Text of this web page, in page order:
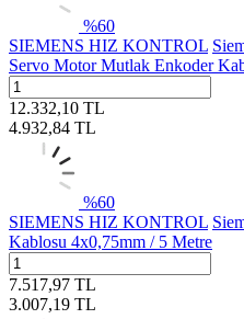
%60
SIEMENS HIZ KONTROL
Servo Motor Mutlak Enkoder
12.332,10 TL
4.932,84 TL
%60
SIEMENS HIZ KONTROL
Kablosu 4x0,75mm / 5 Metre
7.517,97 TL
3.007,19 TL